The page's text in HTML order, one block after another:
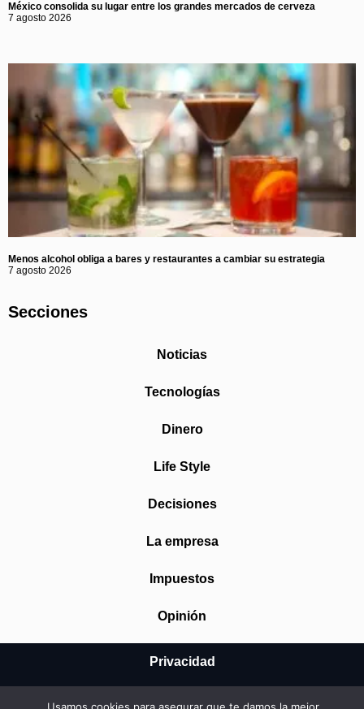
México consolida su lugar entre los grandes mercados de cerveza
7 agosto 2026
Menos alcohol obliga a bares y restaurantes a cambiar su estrategia
7 agosto 2026
Secciones
Noticias
Tecnologías
Dinero
Life Style
Decisiones
La empresa
Impuestos
Opinión
Privacidad